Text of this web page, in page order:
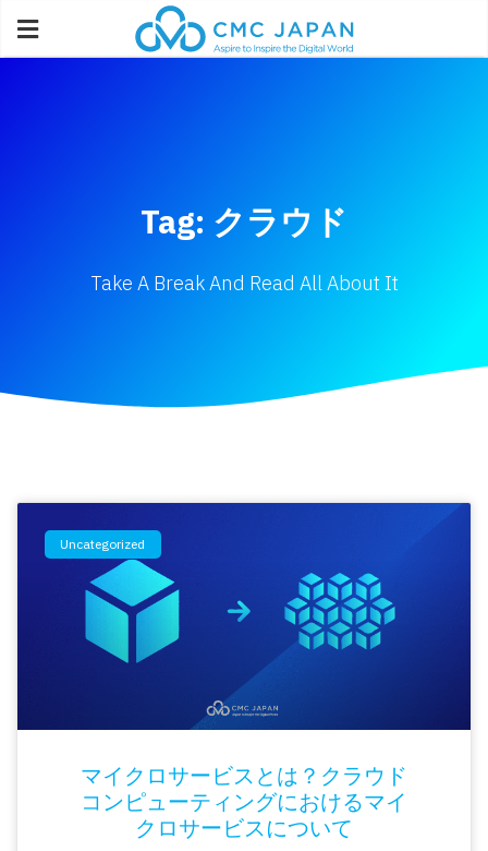
Tag: クラウド
Take A Break And Read All About It
Uncategorized
マイクロサービスとは？クラウド
コンピューティングにおけるマイ
クロサービスについて